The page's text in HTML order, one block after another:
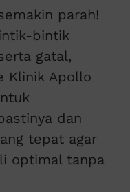
parah!
bintik
gatal,
Klinik Apollo
dan
tepat agar
optimal tanpa